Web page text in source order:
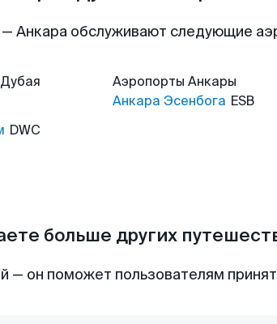
Анкара обслуживают следующие
Дубая
DWC
Аэропорты Анкары
Анкара Эсенбога ESB
больше других
— он поможет пользователям